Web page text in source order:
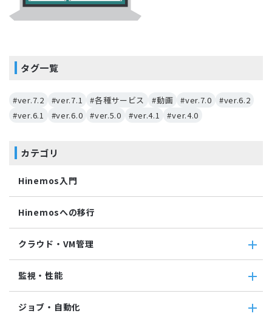
タグ一覧
#ver.7.2 #ver.7.1 #各種サービス #動画 #ver.7.0
#ver.6.2
#ver.6.1
#ver.6.0 #ver.5.0 #ver.4.1 #ver.4.0
カテゴリ
Hinemos入門
Hinemosへの移行
クラウド・VM管理
クラウド・VM共通
クラウド管理機能(AWS)
VM管理機能
監視・性能
パケットキャプチャ監視
ジョブ・自動化